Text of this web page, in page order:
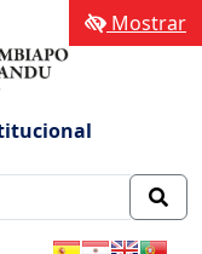
Mostrar